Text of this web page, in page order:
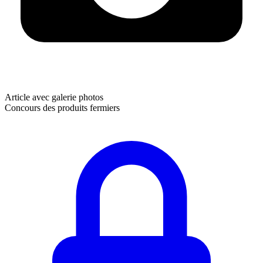
Article avec galerie photos
Concours des produits fermiers